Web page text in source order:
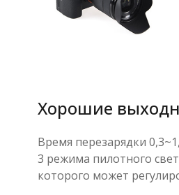
Хорошие
Время перезарядки
3 режима пилотного
которого может